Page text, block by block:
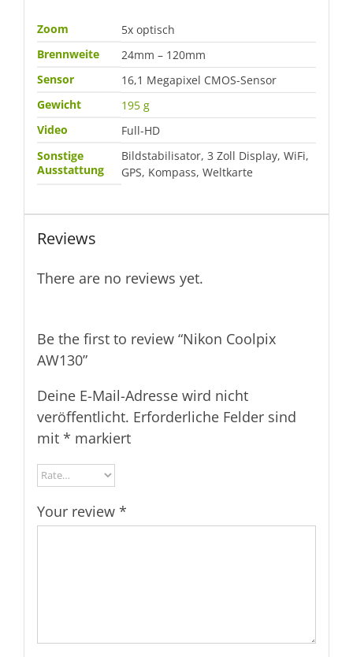
Zoom
5x optisch
Brennweite
24mm – 120mm
Sensor
16,1 Megapixel CMOS-Sensor
Gewicht
195 g
Video
Full-HD
Sonstige
Ausstattung
Bildstabilisator, 3 Zoll Display, WiFi,
GPS, Kompass, Weltkarte
Reviews
There are no reviews yet.
Be the first to review “Nikon Coolpix
AW130”
Deine E-Mail-Adresse wird nicht
veröffentlicht. Erforderliche Felder sind
mit * markiert
Your review *